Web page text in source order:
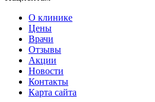
О клинике
Цены
Врачи
Отзывы
Акции
Новости
Контакты
Карта сайта